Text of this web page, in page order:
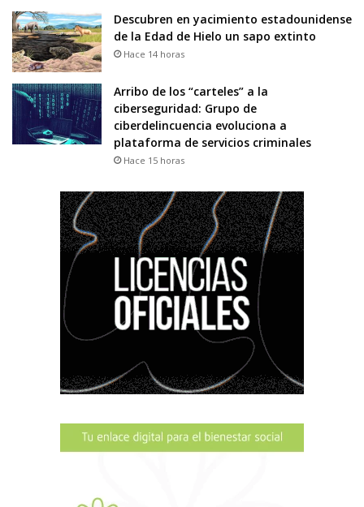
Descubren en yacimiento estadounidense
de la Edad de Hielo un sapo extinto
Hace 14 horas
Arribo de los “carteles” a la
ciberseguridad: Grupo de
ciberdelincuencia evoluciona a
plataforma de servicios criminales
Hace 15 horas